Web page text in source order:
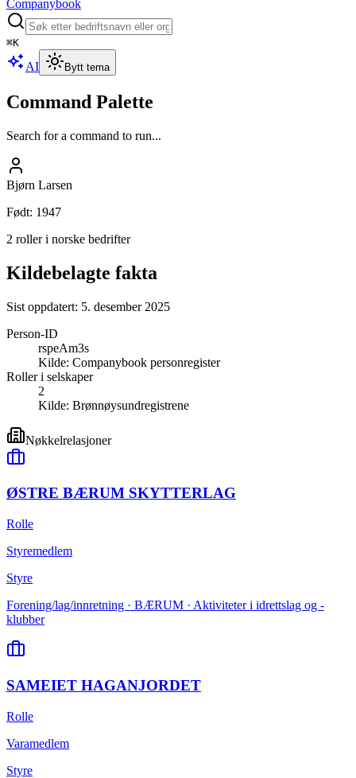
Companybook
⌘K
AI Bytt tema
Command Palette
Search for a command to run...
Bjørn Larsen
Født: 1947
2 roller i norske bedrifter
Kildebelagte fakta
Sist oppdatert: 5. desember 2025
Person-ID
rspeAm3s
Kilde: Companybook personregister
Roller i selskaper
2
Kilde: Brønnøysundregistrene
Nøkkelrelasjoner
ØSTRE BÆRUM SKYTTERLAG
Rolle
Styremedlem
Styre
Forening/lag/innretning · BÆRUM · Aktiviteter i idrettslag og -
klubber
SAMEIET HAGANJORDET
Rolle
Varamedlem
Styre